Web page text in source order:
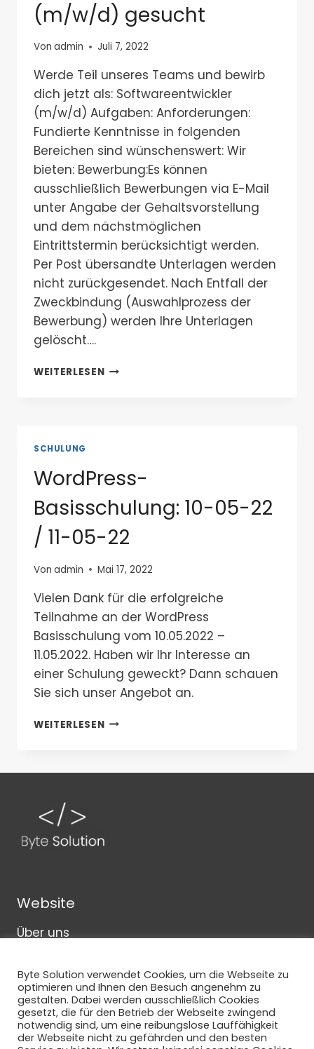
(m/w/d) gesucht
Von admin Juli 7, 2022
Werde Teil unseres Teams und bewirb
dich jetzt als: Softwareentwickler
(m/w/d) Aufgaben: Anforderungen:
Fundierte Kenntnisse in folgenden
Bereichen sind wünschenswert: Wir
bieten: Bewerbung:Es können
ausschließlich Bewerbungen via E-Mail
unter Angabe der Gehaltsvorstellung
und dem nächstmöglichen
Eintrittstermin berücksichtigt werden.
Per Post übersandte Unterlagen werden
nicht zurückgesendet. Nach Entfall der
Zweckbindung (Auswahlprozess der
Bewerbung) werden Ihre Unterlagen
gelöscht….
WEITERLESENSOFTWAREENTWICKLER
SCHULUNG
WordPress-
Basisschulung: 10-05-22
/ 11-05-22
Von admin Mai 17, 2022
Vielen Dank für die erfolgreiche
Teilnahme an der WordPress
Basisschulung vom 10.05.2022 –
11.05.2022. Haben wir Ihr Interesse an
einer Schulung geweckt? Dann schauen
Sie sich unser Angebot an.
WEITERLESENWORDPRESS-
22
Website
Über uns
Impressum
AGB
Byte Solution verwendet Cookies, um die Webseite zu
optimieren und Ihnen den Besuch angenehm zu
gestalten. Dabei werden ausschließlich Cookies
gesetzt, die für den Betrieb der Webseite zwingend
notwendig sind, um eine reibungslose Lauffähigkeit
der Webseite nicht zu gefährden und den besten